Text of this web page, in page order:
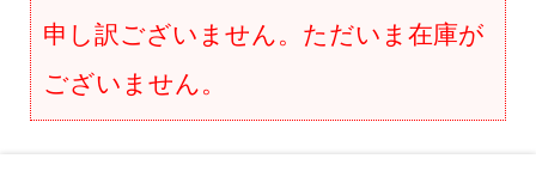
申し訳ございません。ただいま在庫が
ございません。